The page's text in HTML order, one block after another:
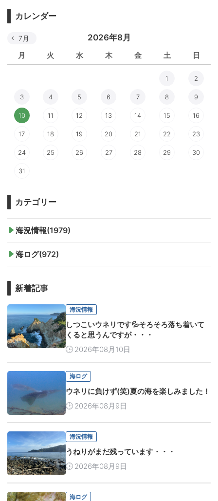
カレンダー
2026年8月
月 火 水 木 金 土 日
7月
1 2
3 4 5 6 7 8 9
10 11 12 13 14 15 16
17 18 19 20 21 22 23
24 25 26 27 28 29 30
31
カテゴリー
海況情報(1979)
海ログ(972)
新着記事
海況情報
しつこいウネリです💦そろそろ落ち着いて
くると思うんですが・・・
2026年08月10日
海ログ
ウネリに負けず(笑)夏の海を楽しみました！
2026年08月9日
海況情報
うねりがまだ残っています・・・
2026年08月9日
海ログ